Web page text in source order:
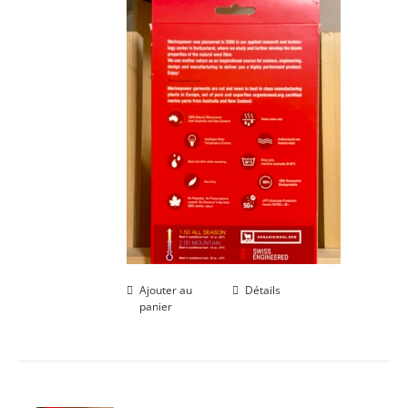
Ajouter au
panier
Détails